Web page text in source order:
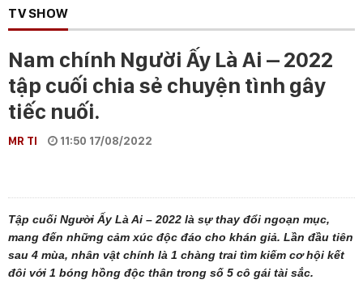
TV SHOW
Nam chính Người Ấy Là Ai – 2022
tập cuối chia sẻ chuyện tình gây
tiếc nuối.
MR TI 11:50 17/08/2022
Tập cuối Người Ấy Là Ai – 2022 là sự thay đổi ngoạn mục,
mang đến những cảm xúc độc đáo cho khán giả. Lần đầu tiên
sau 4 mùa, nhân vật chính là 1 chàng trai tìm kiếm cơ hội kết
đôi với 1 bóng hồng độc thân trong số 5 cô gái tài sắc.